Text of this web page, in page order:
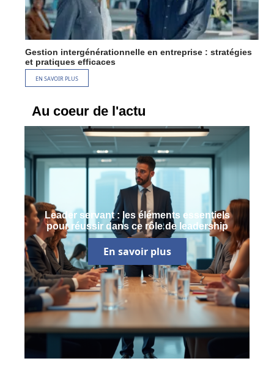
Gestion intergénérationnelle en entreprise : stratégies
et pratiques efficaces
EN SAVOIR PLUS
Au coeur de l'actu
Leader servant : les éléments essentiels
pour réussir dans ce rôle de leadership
En savoir plus